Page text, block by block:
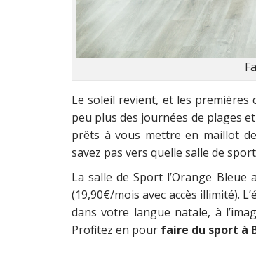
Le soleil revient, et les
peu plus des journées de plages
prêts à vous mettre en maillot
savez pas vers quelle salle de
La salle de Sport l’Orange Bleue
(19,90€/mois avec accès illimité).
dans votre langue natale, à
Profitez en pour faire du sport à